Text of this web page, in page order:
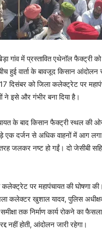
गांव में प्रस्तावित एथेनॉल
हुई वार्ता के बावजूद किसान आंदोलन
17 दिसंबर को जिला कलेक्ट्रेट पर
इसे और गंभीर बना दिया है।
के बाद किसान फैक्ट्री स्थल की
एक दर्जन से अधिक वाहनों में आग
जलकर नष्ट हो गईं। दो जेसीबी
पर महापंचायत की घोषणा
कलेक्टर खुशाल यादव, पुलिस
तक निर्माण कार्य रोकने का
नहीं होती, आंदोलन जारी रहेगा।